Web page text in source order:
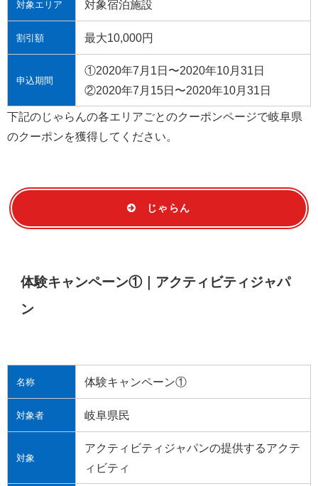
対象エリア 対象宿泊施設
割引額 最大10,000円
申込期間
①2020年7月1日〜2020年10月31日
②2020年7月15日〜2020年10月31日
下記のじゃらんの各エリアごとのクーポンページで岐阜県
のクーポンを獲得してください。
じゃらん
体験キャンペーン①｜アクティビティジャパ
ン
名称 体験キャンペーン①
対象者 岐阜県民
対象
アクティビティジャパンの提供するアクテ
ィビティ